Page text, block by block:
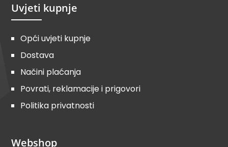
Uvjeti kupnje
Opći uvjeti kupnje
Dostava
Načini plaćanja
Povrati, reklamacije i prigovori
Politika privatnosti
Webshop